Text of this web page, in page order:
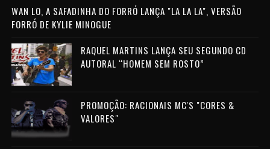
WAN LO, A SAFADINHA DO FORRÓ LANÇA "LA LA LA", VERSÃO
FORRÓ DE KYLIE MINOGUE
RAQUEL MARTINS LANÇA SEU SEGUNDO CD
AUTORAL “HOMEM SEM ROSTO”
PROMOÇÃO: RACIONAIS MC'S "CORES &
VALORES"